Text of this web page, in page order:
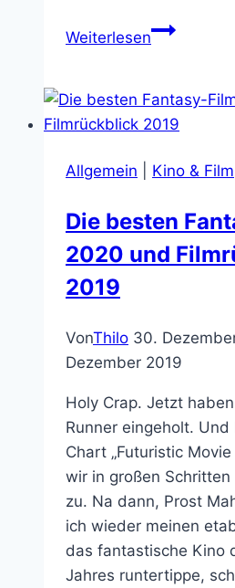
WeiterlesenFilmkritik:
Game
Over
Allgemein Kino & Film
Die besten
2020 und
2019
VonThilo 30.
Dezember 2019
Holy Crap. Jetzt
Runner eingeholt.
Chart „Futuristic
wir in großen
zu. Na dann, Prost
ich wieder meinen
das fantastische Kino
Jahres runtertippe,